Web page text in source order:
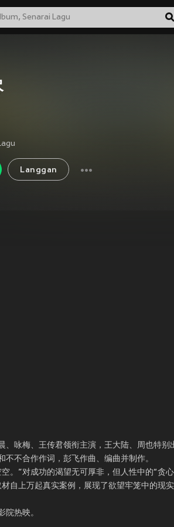
Langgan
咏梅、王传君领衔主演，王大陆、周也特
不合作作词，彭飞作曲、编曲并制作。
。”对成功的渴望无可厚非，但人性中的“贪
自上万起真实案例，展现了欲望牢笼中的现
院热映。